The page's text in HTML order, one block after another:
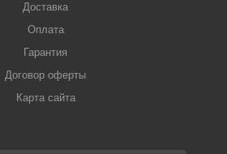
Доставка
Оплата
Гарантия
Договор оферты
Карта сайта